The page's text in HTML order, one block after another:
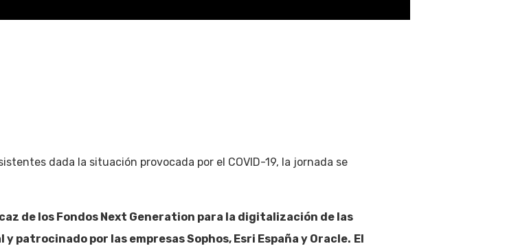
dada la situación provocada por el COVID-19, la jornada se
de los Fondos Next Generation para la digitalización de las
patrocinado por las empresas Sophos, Esri España y Oracle. El